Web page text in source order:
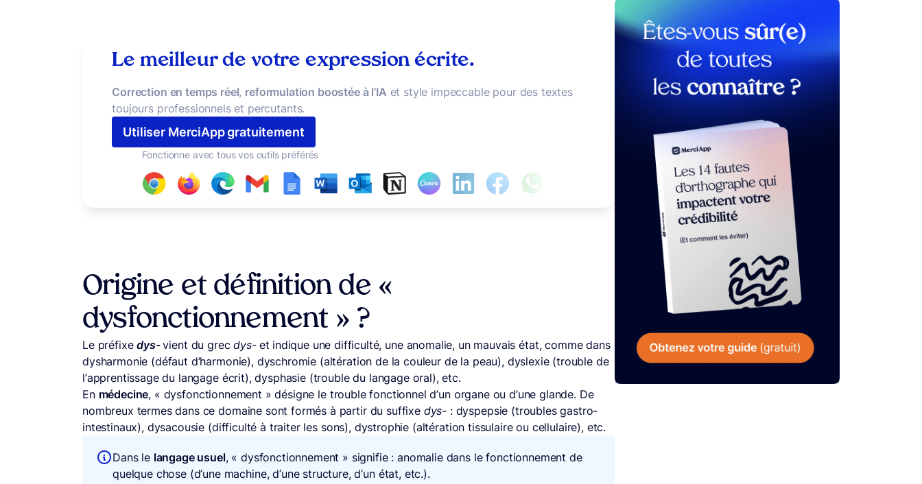
Le meilleur de votre expression écrite.
Correction en temps réel, reformulation boostée à l’IA et style impeccable pour des textes
toujours professionnels et percutants.
Utiliser MerciApp gratuitement
Fonctionne avec tous vos outils préférés
Origine et définition de «
dysfonctionnement » ?
Le préfixedys-vient du grecdys-et indique une difficulté, une anomalie, un mauvais état, comme dans
dysharmonie (défaut d’harmonie), dyschromie (altération de la couleur de la peau), dyslexie (trouble de
l’apprentissage du langage écrit), dysphasie (trouble du langage oral), etc.
En médecine, « dysfonctionnement » désigne le trouble fonctionnel d’un organe ou d’une glande. De
nombreux termes dans ce domaine sont formés à partir du suffixe dys- : dyspepsie (troubles gastro-
intestinaux), dysacousie (difficulté à traiter les sons), dystrophie (altération tissulaire ou cellulaire), etc.
Dans le langage usuel, « dysfonctionnement » signifie : anomalie dans le fonctionnement de
quelque chose (d’une machine, d’une structure, d’un état, etc.).